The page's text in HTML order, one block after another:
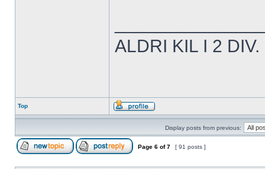
ALDRI KIL I 2 DIV.
Top
Display posts from previous:
Page 6 of7 [ 91 posts ]